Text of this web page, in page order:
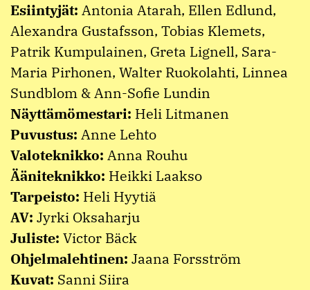
Esiintyjät: Antonia Atarah, Ellen Edlund,
Alexandra Gustafsson, Tobias Klemets,
Patrik Kumpulainen, Greta Lignell, Sara-
Maria Pirhonen, Walter Ruokolahti, Linnea
Sundblom & Ann-Sofie Lundin
Näyttämömestari: Heli Litmanen
Puvustus: Anne Lehto
Valoteknikko: Anna Rouhu
Ääniteknikko: Heikki Laakso
Tarpeisto: Heli Hyytiä
AV: Jyrki Oksaharju
Juliste: Victor Bäck
Ohjelmalehtinen: Jaana Forsström
Kuvat: Sanni Siira